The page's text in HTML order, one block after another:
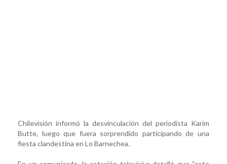
Chilevisión informó la desvinculación del periodista Karim
Butte, luego que fuera sorprendido participando de una
fiesta clandestina en Lo Barnechea.